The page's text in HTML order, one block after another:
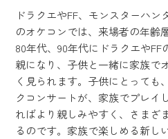
ドラクエやFF、モンスターハ
のオケコンでは、来場者の年齢
80年代、90年代にドラクエや
親になり、子供と一緒に家族で
く見られます。子供にとっても
クコンサートが、家族でプレイ
ればより親しみやすく、さまざ
るのです。家族で楽しめる新し